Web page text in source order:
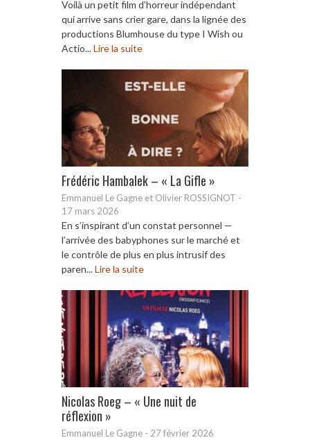
Voilà un petit film d’horreur indépendant
qui arrive sans crier gare, dans la lignée des
productions Blumhouse du type I Wish ou
Actio...Lire la suite
Frédéric Hambalek – « La Gifle »
Emmanuel Le Gagne et Olivier ROSSIGNOT -
17 mars 2026
En s’inspirant d’un constat personnel —
l’arrivée des babyphones sur le marché et
le contrôle de plus en plus intrusif des
paren...Lire la suite
Nicolas Roeg – « Une nuit de
réflexion »
Emmanuel Le Gagne - 27 février 2026